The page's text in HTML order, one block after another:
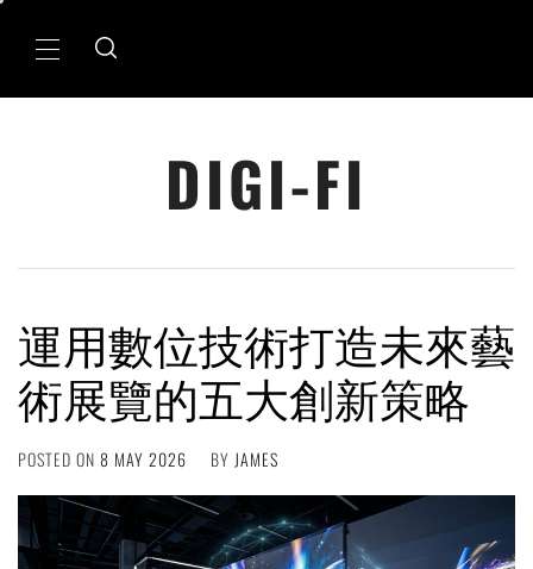
Primary
DIGI-FI
運用數位技術打造未來藝
術展覽的五大創新策略
POSTED ON 8 MAY 2026 BY JAMES